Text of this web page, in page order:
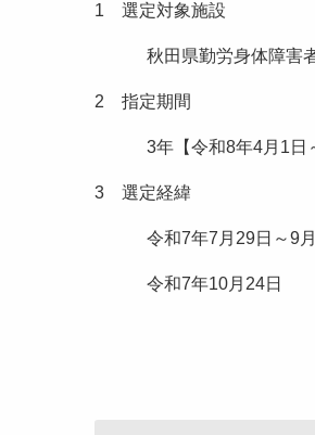
1 選定対象施設
秋田県勤労身体障害者
2 指定期間
3年【令和8年4月1日～
3 選定経緯
令和7年7月29日～9月
令和7年10月24日